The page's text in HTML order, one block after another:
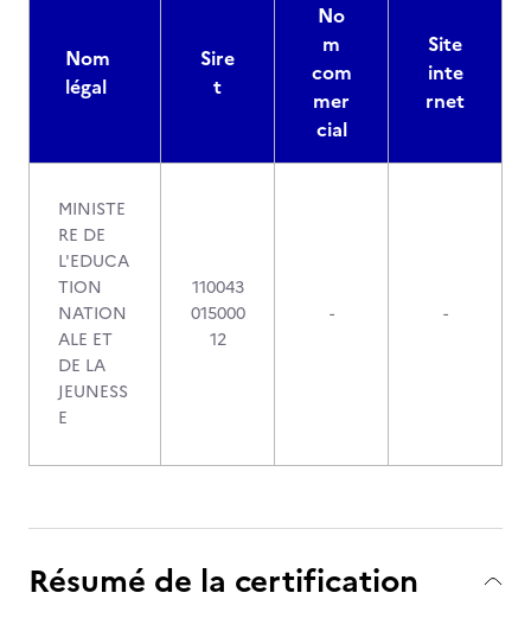
Nom
légal
Sire
t
No
m
com
mer
cial
Site
inte
rnet
MINISTE
RE DE
L'EDUCA
TION
NATION
ALE ET
DE LA
JEUNESS
E
110043
015000
12
- -
Résumé de la certification